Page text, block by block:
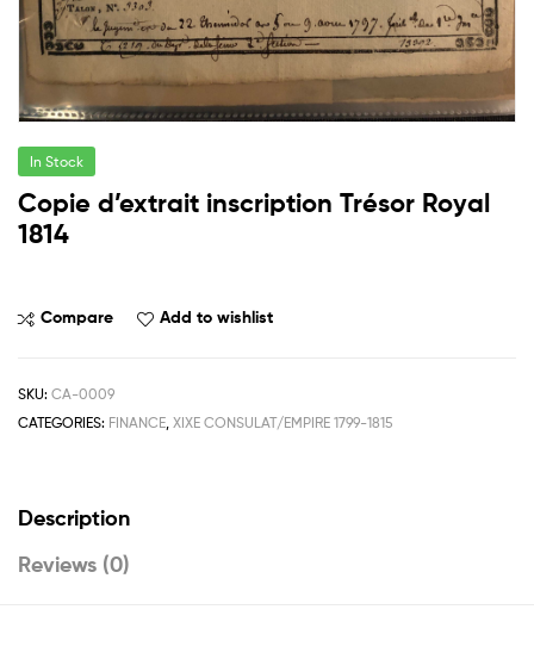
In Stock
Copie d’extrait inscription Trésor Royal
1814
Compare Add to wishlist
SKU: CA-0009
CATEGORIES: FINANCE, XIXE CONSULAT/EMPIRE 1799-1815
Description
Reviews (0)